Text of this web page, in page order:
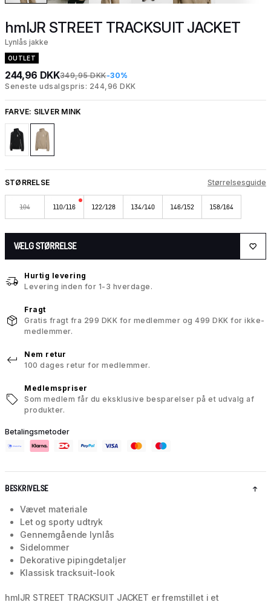
hmlJR STREET TRACKSUIT JACKET
Lynlås jakke
OUTLET
244,96 DKK349,95 DKK-30%
Seneste udsalgspris: 244,96 DKK
FARVE: SILVER MINK
STØRRELSE Størrelsesguide
104 110/116 122/128 134/140 146/152 158/164
VÆLG STØRRELSE
Hurtig levering
Levering inden for 1-3 hverdage.
Fragt
Gratis fragt fra 299 DKK for medlemmer og 499 DKK for ikke-
medlemmer.
Nem retur
100 dages retur for medlemmer.
Medlemspriser
Som medlem får du eksklusive besparelser på et udvalg af
produkter.
Betalingsmetoder
BESKRIVELSE
Vævet materiale
Let og sporty udtryk
Gennemgående lynlås
Sidelommer
Dekorative pipingdetaljer
Klassisk tracksuit-look
hmlJR STREET TRACKSUIT JACKET er fremstillet i et